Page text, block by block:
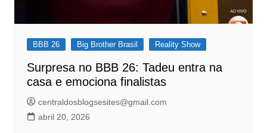
BBB 26 Big Brother Brasil Reality Show
Surpresa no BBB 26: Tadeu entra na
casa e emociona finalistas
centraldosblogsesites@gmail.com
abril 20, 2026